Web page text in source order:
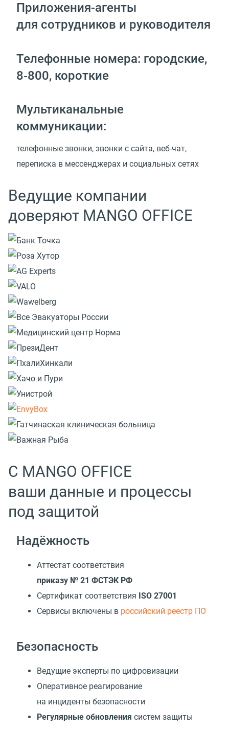
Приложения-агенты
для сотрудников и руководителя
Телефонные номера: городские,
8‑800, короткие
Мультиканальные
коммуникации:
телефонные звонки, звонки с сайта, веб-чат,
переписка в мессенджерах и социальных сетях
Ведущие компании
доверяют MANGO OFFICE
С MANGO OFFICE
ваши данные и процессы
под защитой
Надёжность
Аттестат соответствия
приказу № 21 ФСТЭК РФ
Сертификат соответствия ISO 27001
Cервисы включены в российский реестр ПО
Безопасность
Ведущие эксперты по цифровизации
Оперативное реагирование
на инциденты безопасности
Регулярные обновления систем защиты